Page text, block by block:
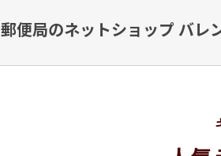
郵便局のネットショップ バレ